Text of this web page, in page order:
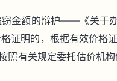
金额的辩护——《关于
证明的，根据有效价格
照有关规定委托估价机